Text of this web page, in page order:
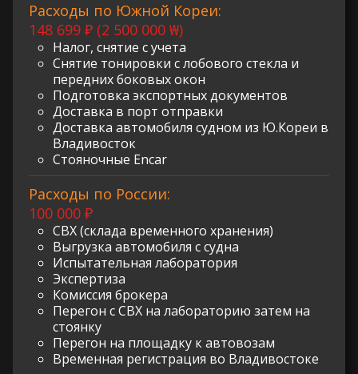
Расходы по Южной Кореи:
148 699 ₽ (2 500 000 ₩)
Налог, снятие с учета
Снятие тонировки с лобового стекла и
передних боковых окон
Подготовка экспортных документов
Доставка в порт отправки
Доставка автомобиля судном из Ю.Кореи в
Владивосток
Стояночные Encar
Расходы по России:
100 000 ₽
СВХ (склада временного хранения)
Выгрузка автомобиля с судна
Испытательная лаборатория
Экспертиза
Комиссия брокера
Перегон с СВХ на лабораторию затем на
стоянку
Перегон на площадку к автовозам
Временная регистрация во Владивостоке